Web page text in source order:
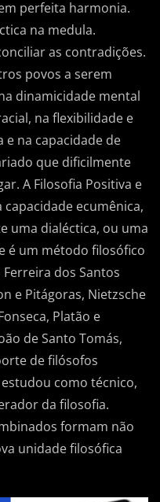
perfeita harmonia.
na medula.
as contradições.
povos a serem
dinamicidade mental
na flexibilidade e
e na capacidade de
que dificilmente
A Filosofia Positiva e
ecumênica,
uma dialéctica, ou uma
é um método filosófico
dos Santos
e Pitágoras, Nietzsche
Platão e
de Santo Tomás,
de filósofos
como técnico,
da filosofia.
formam não
unidade filosófica